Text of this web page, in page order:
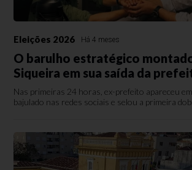
Eleições 2026 Há 4 meses
O barulho estratégico
Siqueira em sua saída da
Nas primeiras 24 horas, ex-prefeito apareceu
bajulado nas redes sociais e selou a primeira